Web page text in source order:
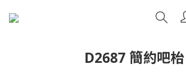
D2687 簡約吧枱